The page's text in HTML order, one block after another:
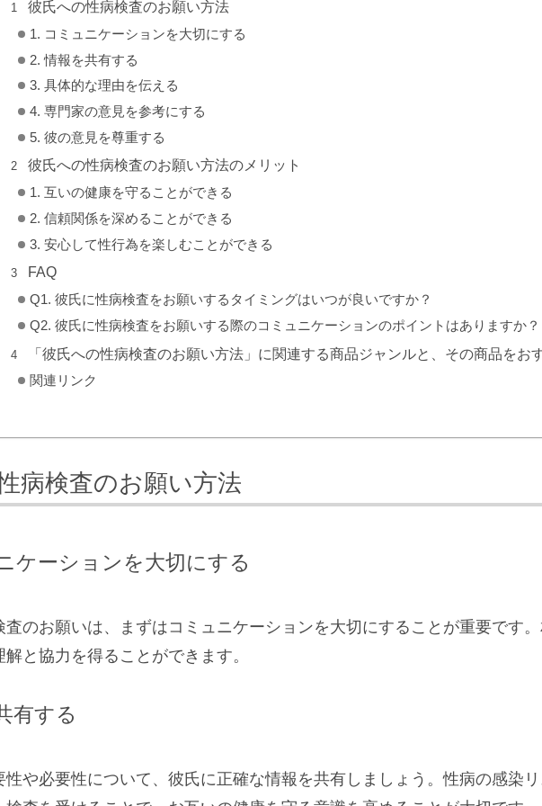
彼氏への性病検査のお願い方法
1. コミュニケーションを大切にする
2. 情報を共有する
3. 具体的な理由を伝える
4. 専門家の意見を参考にする
5. 彼の意見を尊重する
彼氏への性病検査のお願い方法のメリット
1. 互いの健康を守ることができる
2. 信頼関係を深めることができる
3. 安心して性行為を楽しむことができる
FAQ
Q1. 彼氏に性病検査をお願いするタイミングはいつが良いですか？
Q2. 彼氏に性病検査をお願いする際のコミュニケーションのポイントはありますか？
「彼氏への性病検査のお願い方法」に関連する商品ジャンルと、その商品をお
関連リンク
病検査のお願い方法
ケーションを大切にする
査のお願いは、まずはコミュニケーションを大切にすることが重要です
と協力を得ることができます。
有する
性や必要性について、彼氏に正確な情報を共有しましょう。性病の感染